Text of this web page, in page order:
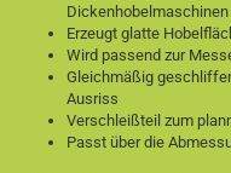
Dickenhobelmaschinen
Erzeugt glatte
Wird passend zur
Gleichmäßig
Ausriss
Verschleißteil zum
Passt über die